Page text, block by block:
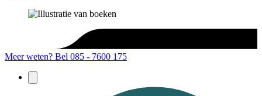
Meer weten? Bel 085 - 7600 175